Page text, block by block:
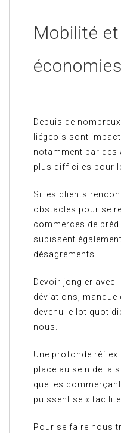
Mobilité et
économies
Depuis de
liégeois sont
notamment par des
plus difficiles pour
Si les clients
obstacles pour se
commerces de
subissent
désagréments.
Devoir jongler avec
déviations, manque
devenu le lot
nous.
Une profonde
place au sein de la
que les
puissent se «
Pour se faire nous